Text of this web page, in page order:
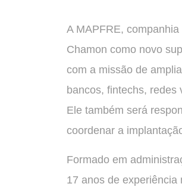
A MAPFRE,
Chamon como novo
com a missão de
bancos, fintechs, redes
Ele também será
coordenar a
Formado em
17 anos de